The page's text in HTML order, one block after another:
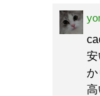
安
か
高